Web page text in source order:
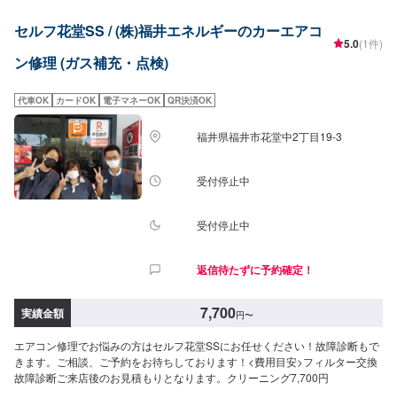
セルフ花堂SS / (株)福井エネルギーのカーエアコ
ン修理 (ガス補充・点検)
5.0(1件)
代車OK カードOK 電子マネーOK QR決済OK
福井県福井市花堂中2丁目19-3
受付停止中
受付停止中
返信待たずに予約確定！
実績金額 7,700円〜
エアコン修理でお悩みの方はセルフ花堂SSにお任せください！故障診断もで
きます。ご相談、ご予約をお待ちしております！<費用目安>フィルター交換
故障診断ご来店後のお見積もりとなります。クリーニング7,700円